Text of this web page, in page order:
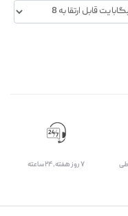
۷ روز ﻫﻔﺘﻪ، ۲۴ ﺳﺎﻋﺘﻪ